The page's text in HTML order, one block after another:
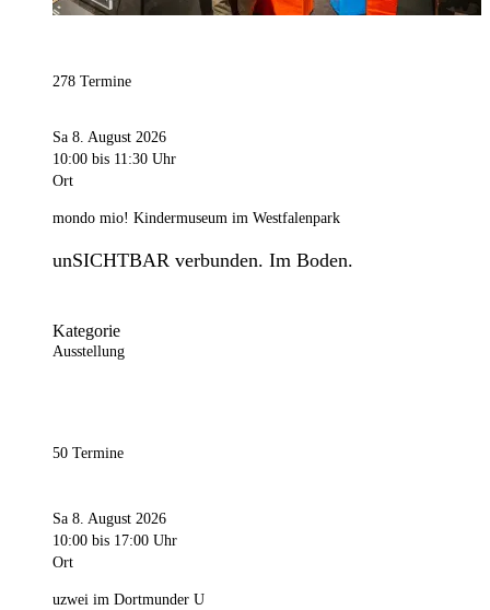
278 Termine
Sa 8. August 2026
10:00 bis 11:30 Uhr
Ort
mondo mio! Kindermuseum im Westfalenpark
unSICHTBAR verbunden. Im Boden.
Kategorie
Ausstellung
50 Termine
Sa 8. August 2026
10:00 bis 17:00 Uhr
Ort
uzwei im Dortmunder U